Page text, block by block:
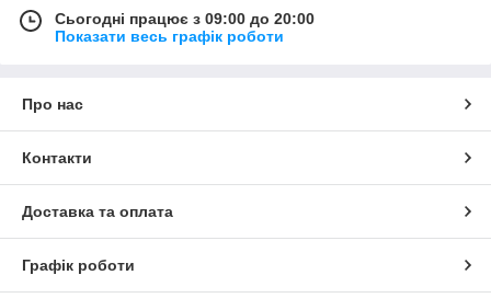
Сьогодні працює з 09:00 до 20:00
Показати весь графік роботи
Про нас
Контакти
Доставка та оплата
Графік роботи